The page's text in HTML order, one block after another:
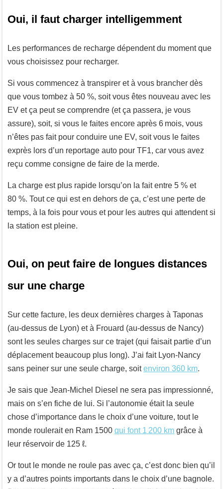
Oui, il faut charger intelligemment
Les performances de recharge dépendent du moment que
vous choisissez pour recharger.
Si vous commencez à transpirer et à vous brancher dès
que vous tombez à 50 %, soit vous êtes nouveau avec les
EV et ça peut se comprendre (et ça passera, je vous
assure), soit, si vous le faites encore après 6 mois, vous
n’êtes pas fait pour conduire une EV, soit vous le faites
exprès lors d’un reportage auto pour TF1, car vous avez
reçu comme consigne de faire de la merde.
La charge est plus rapide lorsqu’on la fait entre 5 % et
80 %. Tout ce qui est en dehors de ça, c’est une perte de
temps, à la fois pour vous et pour les autres qui attendent si
la station est pleine.
Oui, on peut faire de longues distances
sur une charge
Sur cette facture, les deux dernières charges à Taponas
(au-dessus de Lyon) et à Frouard (au-dessus de Nancy)
sont les seules charges sur ce trajet (qui faisait partie d’un
déplacement beaucoup plus long). J’ai fait Lyon-Nancy
sans peiner sur une seule charge, soitenviron 360 km.
Je sais que Jean-Michel Diesel ne sera pas impressionné,
mais on s’en fiche de lui. Si l’autonomie était la seule
chose d’importance dans le choix d’une voiture, tout le
monde roulerait en Ram 1500 qui font 1 200 km grâce à
leur réservoir de 125 ℓ.
Or tout le monde ne roule pas avec ça, c’est donc bien qu’il
y a d’autres points importants dans le choix d’une bagnole.